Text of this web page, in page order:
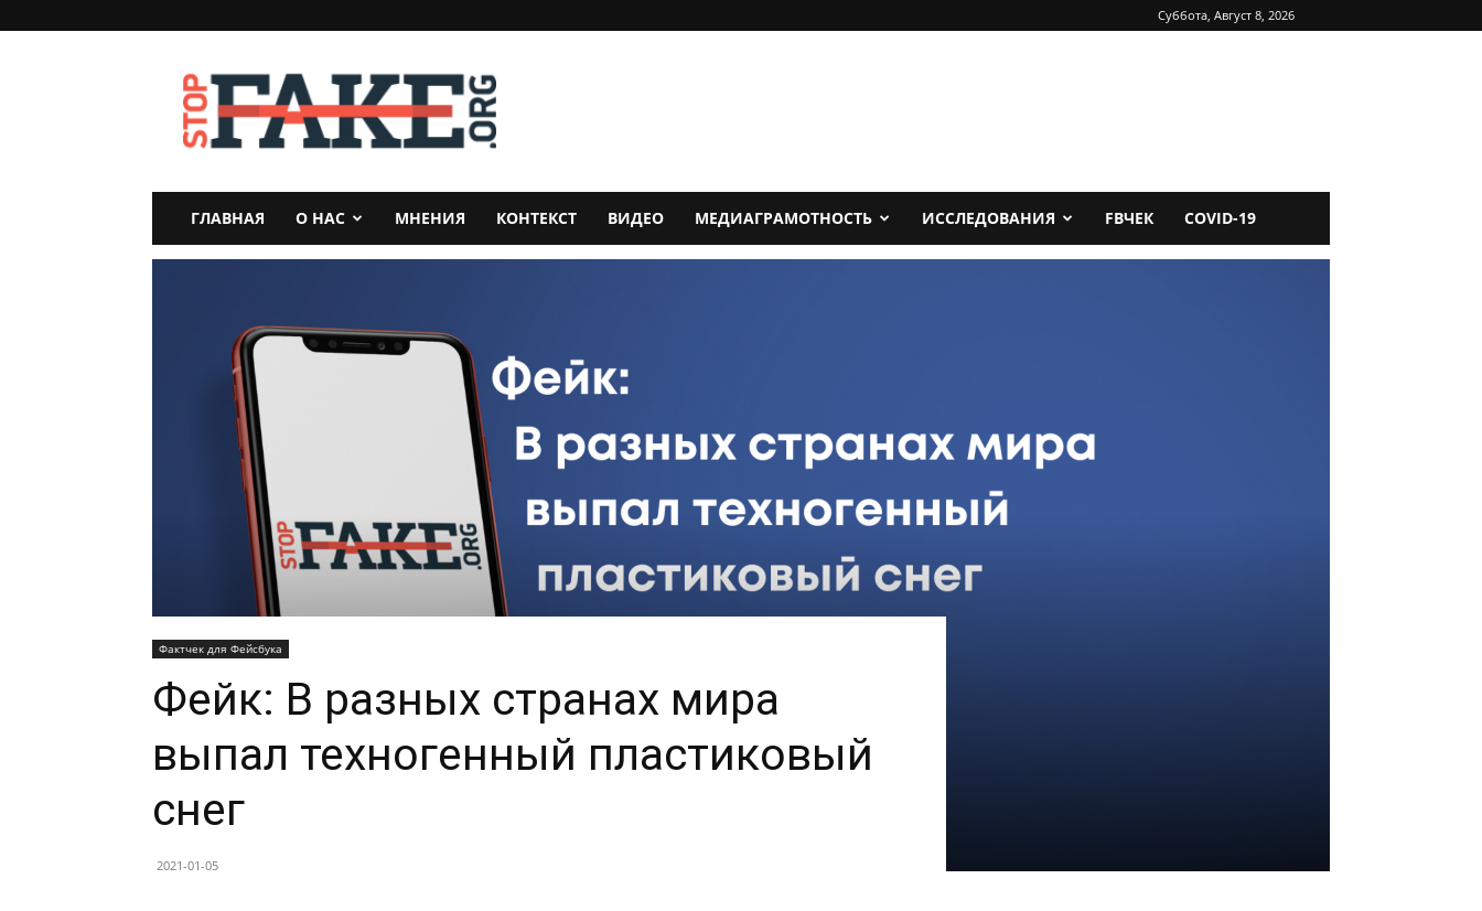
Суббота, Август 8, 2026
StopFake
ГЛАВНАЯ О НАС МНЕНИЯ КОНТЕКСТ ВИДЕО МЕДИАГРАМОТНОСТЬ ИССЛЕДОВАНИЯ FBЧЕК COVID-19
Фактчек для Фейсбука
Фейк: В разных странах мира
выпал техногенный пластиковый
снег
2021-01-05